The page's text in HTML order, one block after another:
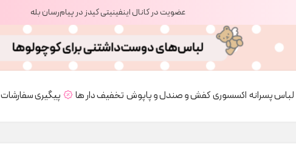
عضویت در کانال اینفینیتی کیدز در پیام‌رسان بله
لباس پسرانه اکسسوریکفش و صندل و پاپوش تخفیف دار ها پیگیری سفارشات